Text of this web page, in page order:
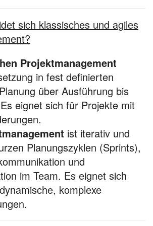
sich klassisches und agiles
Projektmanagement
in fest definierten
über Ausführung bis
eignet sich für Projekte mit
ist iterativ und
Planungszyklen (Sprints),
und
im Team. Es eignet sich
komplexe